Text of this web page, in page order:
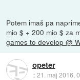
Potem imaš pa
mio $ + 200 mio $ za
games to develop @
opeter
::21. maj 2016,